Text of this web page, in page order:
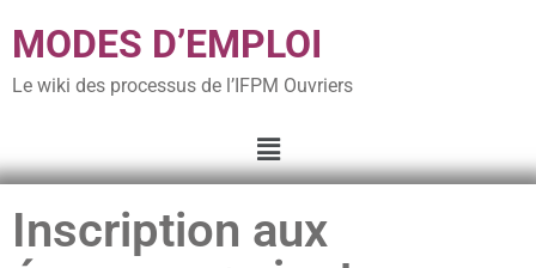
MODES D’EMPLOI
Le wiki des processus de l’IFPM Ouvriers
Inscription aux